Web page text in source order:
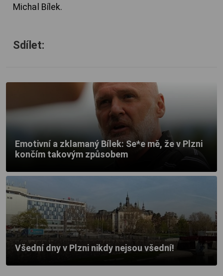
Michal Bílek.
Sdílet:
Emotivní a zklamaný Bílek: Se*e mě, že v Plzni
končím takovým způsobem
Všední dny v Plzni nikdy nejsou všední!